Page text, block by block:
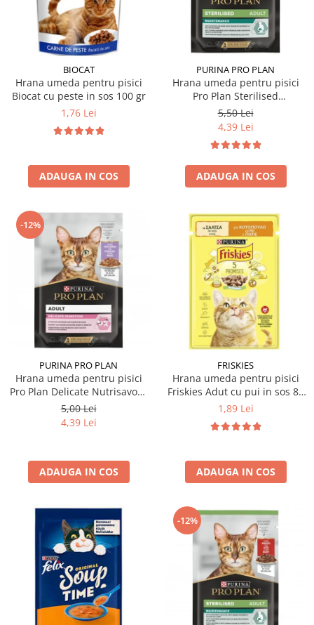
Hrana uscata
Hrana uscata caini
Caine Junior
Caine Adult
Caine Senior
Oferta 2 saci
Covorase & Scutece
Solutii auriculare
Solutii dentare
Solutii oftalmice
Recompense caini
Hrana umeda
Hrana uscata
Hrana umeda pisici
Pisica Adult
Pisica Junior
Pisica Senior
Pisica Sterilizata
Asternut igienic
Igiena pisici
Oferte
Recompense pisici
BIOCAT
Hrana umeda pentru pisici
Biocat cu peste in sos 100 gr
1,76 Lei
ADAUGA IN COS
PURINA PRO PLAN
Hrana umeda pentru pisici
Pro Plan Sterilised
Nutrisavour cu pui in sos 85
gr
5,50 Lei
4,39 Lei
ADAUGA IN COS
-12%
PURINA PRO PLAN
Hrana umeda pentru pisici
Pro Plan Delicate Nutrisavour
cu curcan in sos 85 gr
5,00 Lei
4,39 Lei
ADAUGA IN COS
FRISKIES
Hrana umeda pentru pisici
Friskies Adut cu pui in sos 85
gr
1,89 Lei
ADAUGA IN COS
-12%